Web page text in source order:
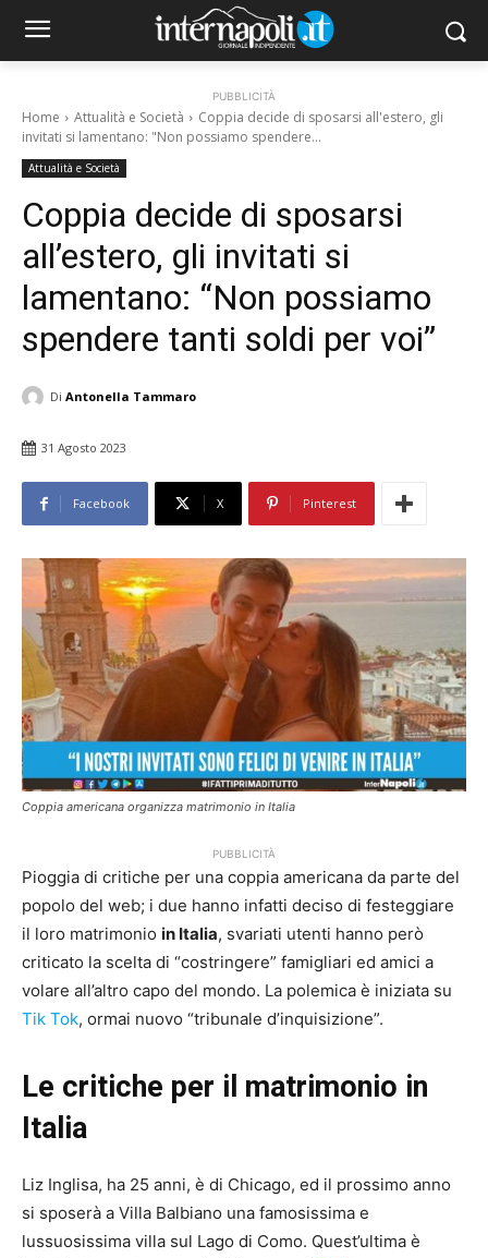
PUBBLICITÀ
Home Attualità e Società
Coppia decide di sposarsi all'estero, gli
invitati si lamentano: "Non possiamo spendere...
Attualità e Società
Coppia decide di sposarsi
all’estero, gli invitati si
lamentano: “Non possiamo
spendere tanti soldi per voi”
Di Antonella Tammaro
31 Agosto 2023
Facebook X Pinterest
Coppia americana organizza matrimonio in Italia
PUBBLICITÀ
Pioggia di critiche per una coppia americana da parte del
popolo del web; i due hanno infatti deciso di festeggiare
il loro matrimonio in Italia, svariati utenti hanno però
criticato la scelta di “costringere” famigliari ed amici a
volare all’altro capo del mondo. La polemica è iniziata su
Tik Tok, ormai nuovo “tribunale d’inquisizione”.
Le critiche per il matrimonio in
Italia
Liz Inglisa, ha 25 anni, è di Chicago, ed il prossimo anno
si sposerà a Villa Balbiano una famosissima e
lussuosissima villa sul Lago di Como. Quest’ultima è